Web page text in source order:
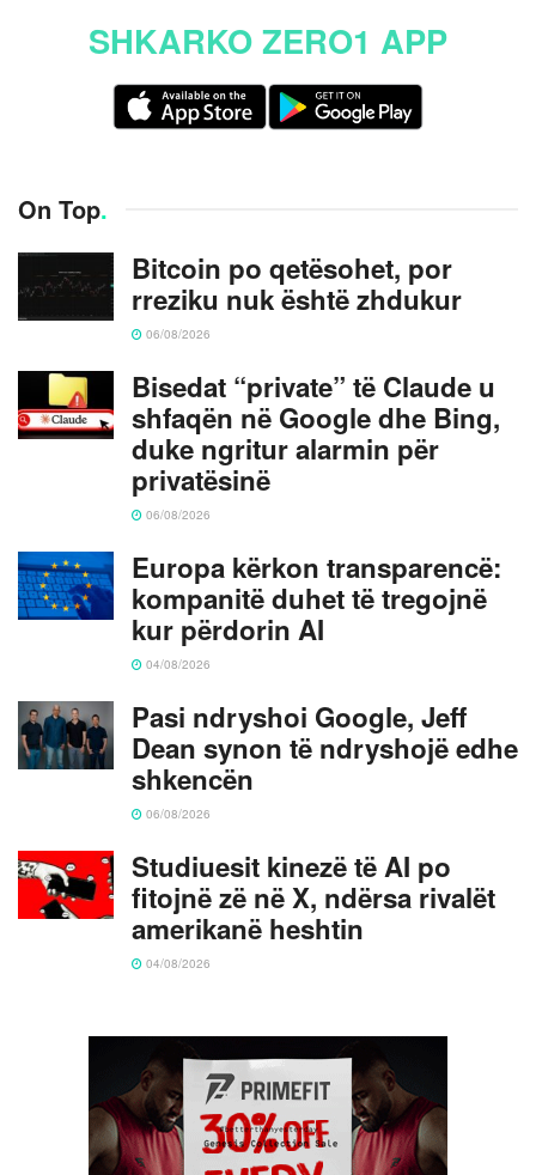
SHKARKO ZERO1 APP
On Top.
Bitcoin po qetësohet, por
rreziku nuk është zhdukur
06/08/2026
Bisedat “private” të Claude u
shfaqën në Google dhe Bing,
duke ngritur alarmin për
privatësinë
06/08/2026
Europa kërkon transparencë:
kompanitë duhet të tregojnë
kur përdorin AI
04/08/2026
Pasi ndryshoi Google, Jeff
Dean synon të ndryshojë edhe
shkencën
06/08/2026
Studiuesit kinezë të AI po
fitojnë zë në X, ndërsa rivalët
amerikanë heshtin
04/08/2026